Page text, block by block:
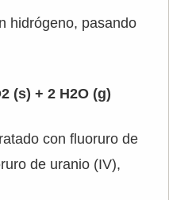
hidrógeno, pasando
(s) + 2 H2O (g)
con fluoruro de
de uranio (IV),